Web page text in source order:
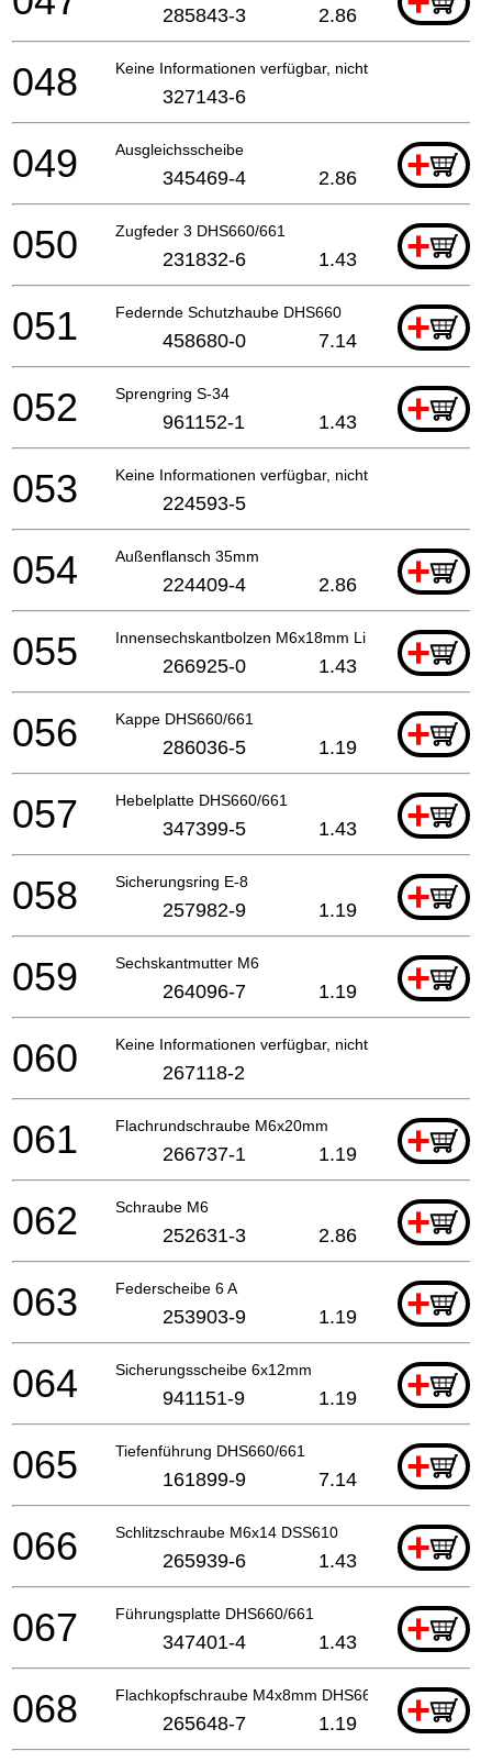
285843-3 2.86
Keine Informationen verfügbar, nicht bestellbar
048 327143-6
Ausgleichsscheibe +
049 345469-4 2.86
Zugfeder 3 DHS660/661 +
050 231832-6 1.43
Federnde Schutzhaube DHS660 +
051 458680-0 7.14
Sprengring S-34 +
052 961152-1 1.43
Keine Informationen verfügbar, nicht bestellbar
053 224593-5
Außenflansch 35mm +
054 224409-4 2.86
Innensechskantbolzen M6x18mm Li +
055 266925-0 1.43
Kappe DHS660/661 +
056 286036-5 1.19
Hebelplatte DHS660/661 +
057 347399-5 1.43
Sicherungsring E-8 +
058 257982-9 1.19
Sechskantmutter M6 +
059 264096-7 1.19
Keine Informationen verfügbar, nicht bestellbar
060 267118-2
Flachrundschraube M6x20mm +
061 266737-1 1.19
Schraube M6 +
062 252631-3 2.86
Federscheibe 6 A +
063 253903-9 1.19
Sicherungsscheibe 6x12mm +
064 941151-9 1.19
Tiefenführung DHS660/661 +
065 161899-9 7.14
Schlitzschraube M6x14 DSS610 +
066 265939-6 1.43
Führungsplatte DHS660/661 +
067 347401-4 1.43
Flachkopfschraube M4x8mm DHS660 +
068 265648-7 1.19